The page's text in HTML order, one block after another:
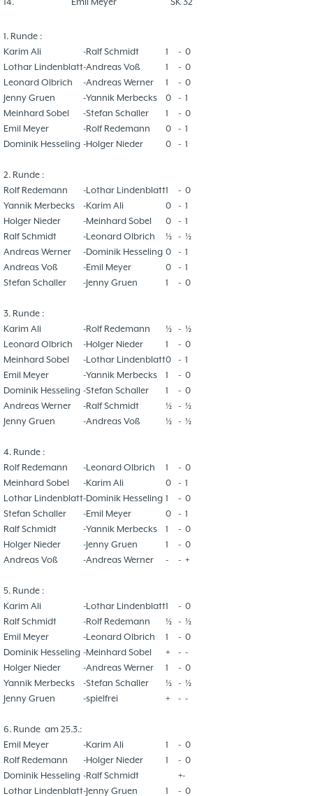
1. Runde :
Karim Ali
-Ralf Schmidt 1 - 0
Lothar Lindenblatt-Andreas Voß 1 - 0
Leonard Olbrich
-Andreas Werner 1 - 0
Jenny Gruen
-Yannik Merbecks 0 - 1
Meinhard Sobel
-Stefan Schaller 1 - 0
Emil Meyer
-Rolf Redemann 0 - 1
Dominik Hesseling -Holger Nieder 0 - 1
2. Runde :
Rolf Redemann
-Lothar Lindenblatt1 - 0
Yannik Merbecks
-Karim Ali 0 - 1
Holger Nieder
-Meinhard Sobel 0 - 1
Ralf Schmidt
-Leonard Olbrich ½ - ½
Andreas Werner
-Dominik Hesseling 0 - 1
Andreas Voß
-Emil Meyer 0 - 1
Stefan Schaller
-Jenny Gruen 1 - 0
3. Runde :
Karim Ali
-Rolf Redemann ½ - ½
Leonard Olbrich
-Holger Nieder 1 - 0
Meinhard Sobel
-Lothar Lindenblatt0 - 1
Emil Meyer
-Yannik Merbecks 1 - 0
Dominik Hesseling -Stefan Schaller 1 - 0
Andreas Werner
-Ralf Schmidt ½ - ½
Jenny Gruen
-Andreas Voß ½ - ½
4. Runde :
Rolf Redemann
-Leonard Olbrich 1 - 0
Meinhard Sobel
-Karim Ali 0 - 1
Lothar Lindenblatt-Dominik Hesseling 1 - 0
Stefan Schaller
-Emil Meyer 0 - 1
Ralf Schmidt
-Yannik Merbecks 1 - 0
Holger Nieder
-Jenny Gruen 1 - 0
Andreas Voß
-Andreas Werner - - +
5. Runde :
Karim Ali
-Lothar Lindenblatt1 - 0
Ralf Schmidt
-Rolf Redemann ½ - ½
Emil Meyer
-Leonard Olbrich 1 - 0
Dominik Hesseling -Meinhard Sobel + - -
Holger Nieder
-Andreas Werner 1 - 0
Yannik Merbecks
-Stefan Schaller ½ - ½
Jenny Gruen
-spielfrei + - -
6. Runde am 25.3.:
Emil Meyer
-Karim Ali 1 - 0
Rolf Redemann
-Holger Nieder 1 - 0
Dominik Hesseling -Ralf Schmidt
+-
Lothar Lindenblatt-Jenny Gruen 1 - 0